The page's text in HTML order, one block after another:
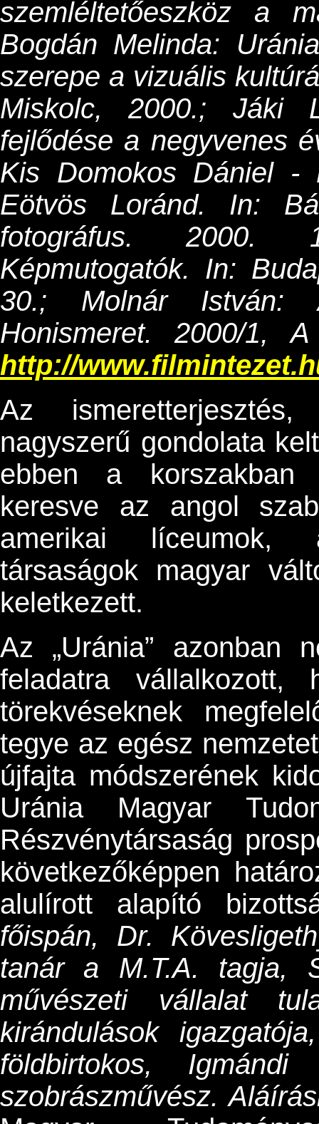
szemléltetőeszköz a
Bogdán Melinda:
szerepe a vizuális
Miskolc, 2000.; Jáki
fejlődése a negyvenes
Kis Domokos Dániel -
Eötvös Loránd. In:
fotográfus. 2000.
Képmutogatók. In:
30.; Molnár István:
Honismeret. 2000/1,
http://
Az
nagyszerű gondolata
ebben a korszakban
keresve az angol
amerikai líceumok,
társaságok magyar
keletkezett.
Az „Uránia” azonban
feladatra vállalkozott,
törekvéseknek
tegye az egész
újfajta módszerének
Uránia Magyar
Részvénytársaság
következőképpen
alulírott alapító
főispán, Dr.
tanár a M.T.A. tagja,
művészeti vállalat
kirándulások
földbirtokos,
szobrászművész.